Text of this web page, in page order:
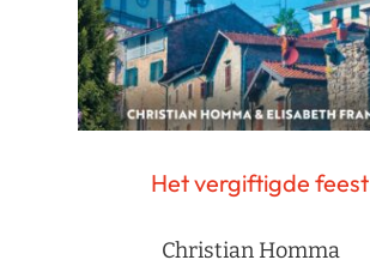
Het vergiftigde feest
Christian Homma